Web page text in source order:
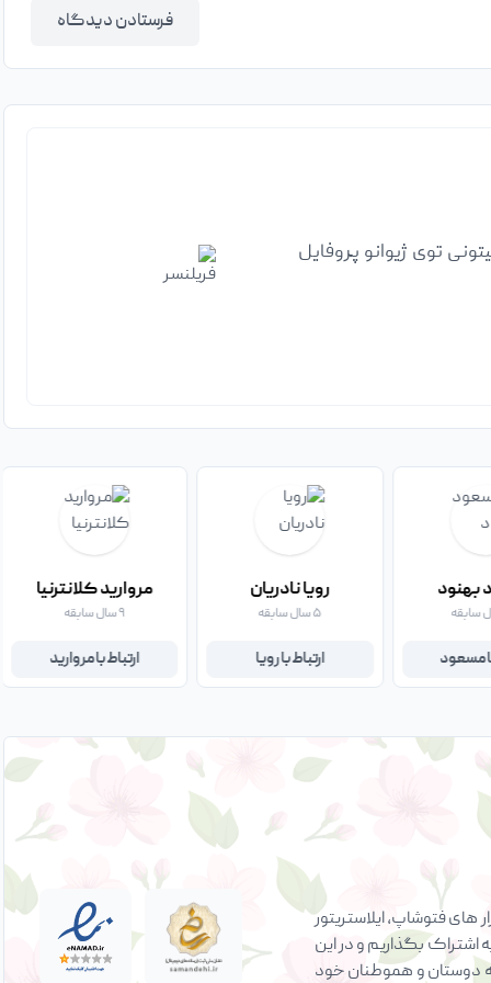
توی ژیوانو پروفایل
بهنود
مسعود
رویا نادریان
۵ سال سابقه
ارتباط با رویا
مروارید کلانترنیا
۹ سال سابقه
ارتباط با مروارید
فتوشاپ، ایلاستریتور
اشتراک بگذاریم و در این
به دوستان و هموطنان خود